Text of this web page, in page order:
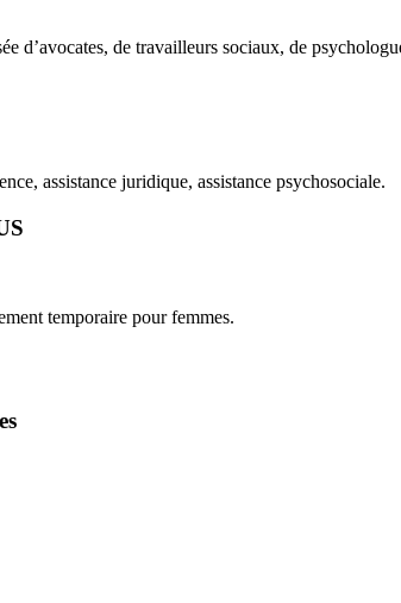
d’avocates, de travailleurs sociaux, de
assistance juridique, assistance psychosociale.
temporaire pour femmes.